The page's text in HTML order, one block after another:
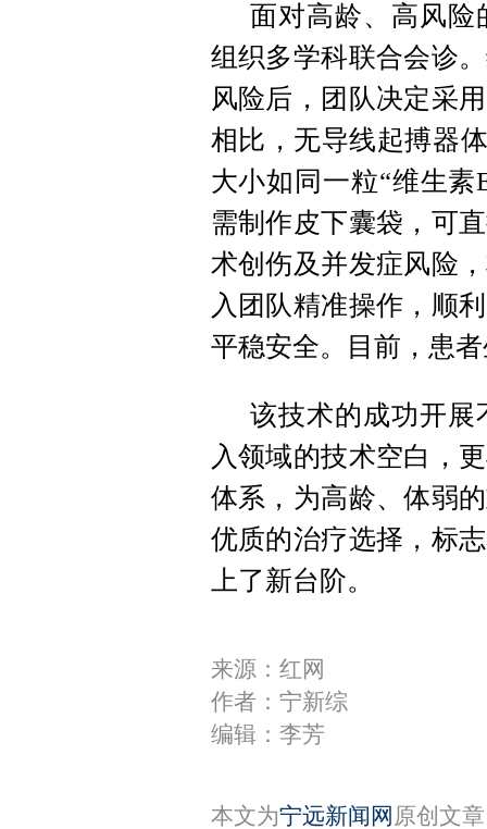
面对高龄、高风
组织多学科联合会诊
风险后，团队决定采
相比，无导线起搏器
大小如同一粒“维生
需制作皮下囊袋，可
术创伤及并发症风险
入团队精准操作，顺
平稳安全。目前，患
该技术的成功开展
入领域的技术空白，
体系，为高龄、体弱
优质的治疗选择，标
上了新台阶。
来源：红网
作者：宁新综
编辑：李芳
本文为宁远新闻网 原创文